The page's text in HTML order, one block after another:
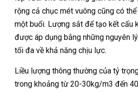
rộng cả chục mét vuông cũng có
một buổi. Lượng sắt để tạo kết cấu
được áp dụng bằng những nguyên
tối đa về khả năng chịu lực.
Liều lượng thông thường của tỷ
trong khoảng từ 20-30kg/m3 đến